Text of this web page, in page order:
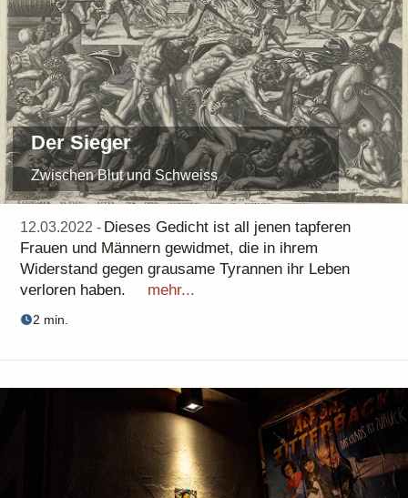
Der Sieger
Zwischen Blut und Schweiss
12.03.2022 - Dieses Gedicht ist all jenen tapferen
Frauen und Männern gewidmet, die in ihrem
Widerstand gegen grausame Tyrannen ihr Leben
verloren haben.
mehr...
2 min.